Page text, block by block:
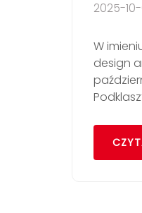
2025-10-
W
design